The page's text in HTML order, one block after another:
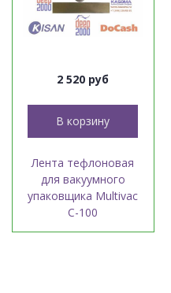
2 520 руб
В корзину
Лента тефлоновая
для вакуумного
упаковщика Multivac
C-100